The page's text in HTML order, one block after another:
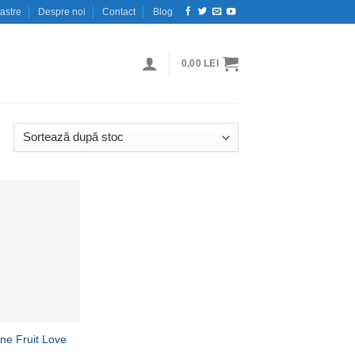
Despre noi Contact Blog
0,00 LEI
Fruit Love